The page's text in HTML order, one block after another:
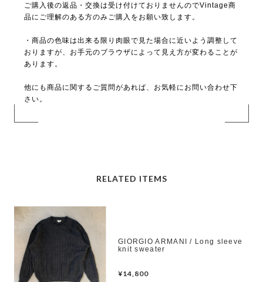
ご購入後の返品・交換は受け付けておりませんのでVintage商
品にご理解のある方のみご購入をお願い致します。
・商品の色味は出来る限り肉眼で見た場合に近いよう調整して
おりますが、お手元のブラウザによって見え方が変わることが
あります。
他にも商品に関するご質問があれば、お気軽にお問い合わせ下
さい。
RELATED ITEMS
GIORGIO ARMANI / Long sleeve
knit sweater
¥14,800